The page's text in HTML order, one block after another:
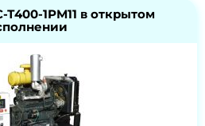
1РМ11 в открытом